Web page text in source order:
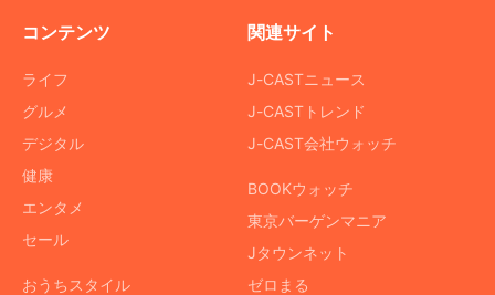
コンテンツ
ライフ
グルメ
デジタル
健康
エンタメ
セール
おうちスタイル
関連サイト
J-CASTニュース
J-CASTトレンド
J-CAST会社ウォッチ
BOOKウォッチ
東京バーゲンマニア
Jタウンネット
ゼロまる